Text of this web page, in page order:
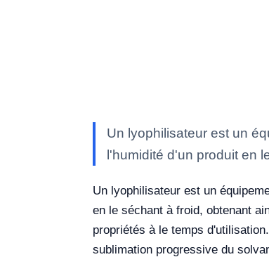
Un lyophilisateur est un
l'humidité d'un produit en
Un lyophilisateur est un
en le séchant à froid, obtenant
propriétés à le temps
sublimation progressive du